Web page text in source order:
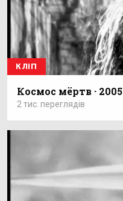
КЛІП
Космос мёртв · 2005
2 тис. переглядів